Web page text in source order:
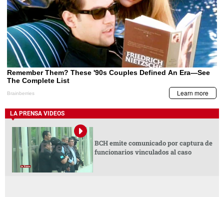
LA PRENSA VIDEOS
BCH emite comunicado por captura de
funcionarios vinculados al caso